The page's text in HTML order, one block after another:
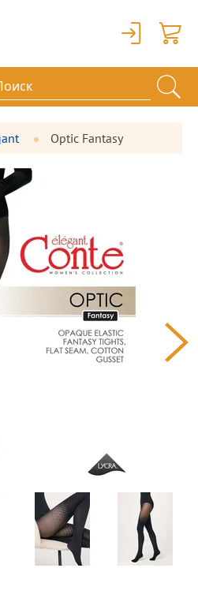
Вход
Optic Fantasy
Фотографии
товара
Предпросмотр
фотографий